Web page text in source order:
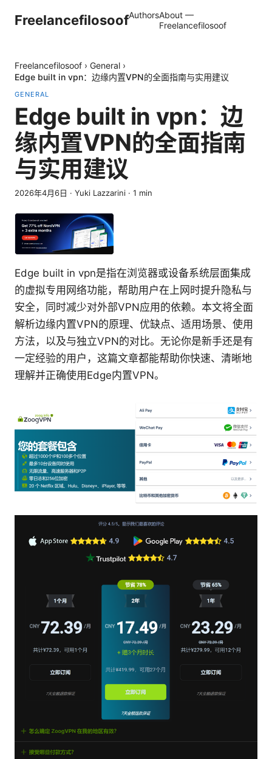
FreelancefilosoofAuthorsAbout —
Freelancefilosoof
Freelancefilosoof › General ›
Edge built in vpn：边缘内置VPN的全面指南与实用建议
GENERAL
Edge built in vpn：边
缘内置VPN的全面指南
与实用建议
2026年4月6日 · Yuki Lazzarini · 1 min
Edge built in vpn是指在浏览器或设备系统层面集成
的虚拟专用网络功能，帮助用户在上网时提升隐私与
安全，同时减少对外部VPN应用的依赖。本文将全面
解析边缘内置VPN的原理、优缺点、适用场景、使用
方法，以及与独立VPN的对比。无论你是新手还是有
一定经验的用户，这篇文章都能帮助你快速、清晰地
理解并正确使用Edge内置VPN。